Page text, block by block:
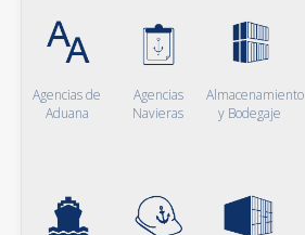
Agencias de
Aduana
Agencias
Navieras
Almacenamiento
y Bodegaje